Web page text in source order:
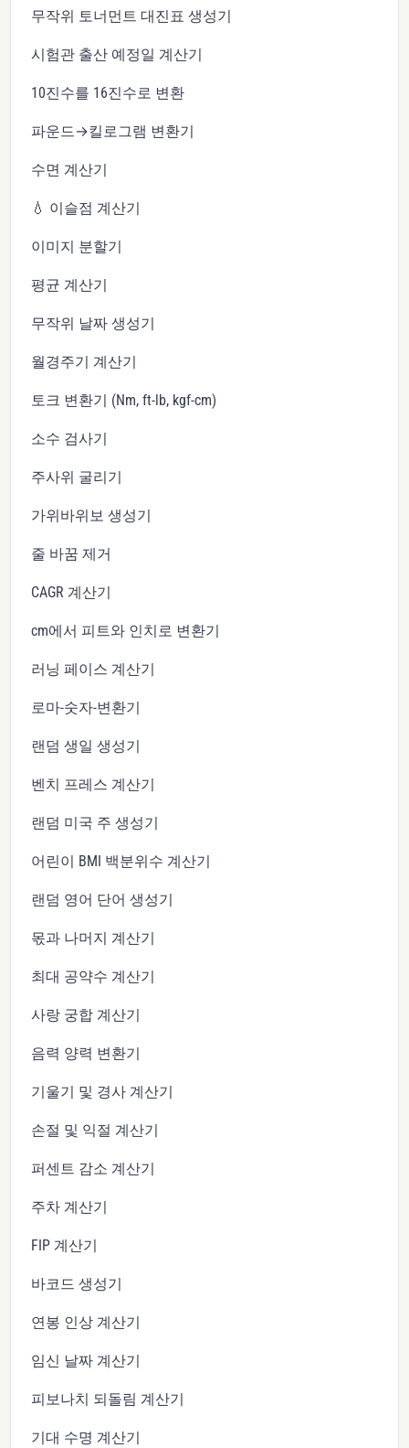
무작위 토너먼트 대진표 생성기
시험관 출산 예정일 계산기
10진수를 16진수로 변환
파운드→킬로그램 변환기
수면 계산기
💧 이슬점 계산기
이미지 분할기
평균 계산기
무작위 날짜 생성기
월경주기 계산기
토크 변환기 (Nm, ft-lb, kgf-cm)
소수 검사기
주사위 굴리기
가위바위보 생성기
줄 바꿈 제거
CAGR 계산기
cm에서 피트와 인치로 변환기
러닝 페이스 계산기
로마-숫자-변환기
랜덤 생일 생성기
벤치 프레스 계산기
랜덤 미국 주 생성기
어린이 BMI 백분위수 계산기
랜덤 영어 단어 생성기
몫과 나머지 계산기
최대 공약수 계산기
사랑 궁합 계산기
음력 양력 변환기
기울기 및 경사 계산기
손절 및 익절 계산기
퍼센트 감소 계산기
주차 계산기
FIP 계산기
바코드 생성기
연봉 인상 계산기
임신 날짜 계산기
피보나치 되돌림 계산기
기대 수명 계산기